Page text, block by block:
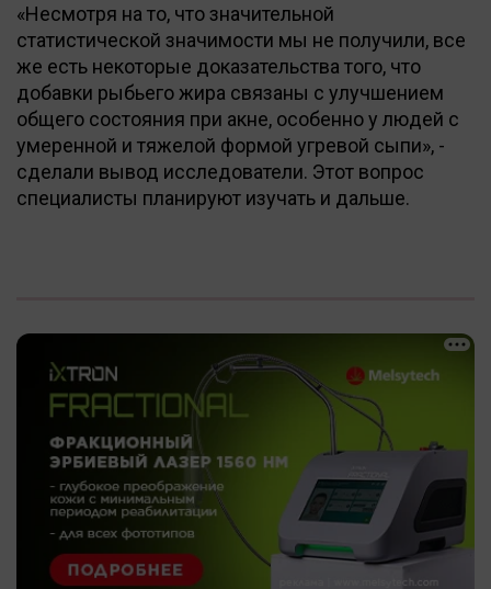
«Несмотря на то, что значительной
статистической значимости мы не получили, все
же есть некоторые доказательства того, что
добавки рыбьего жира связаны с улучшением
общего состояния при акне, особенно у людей с
умеренной и тяжелой формой угревой сыпи», -
сделали вывод исследователи. Этот вопрос
специалисты планируют изучать и дальше.